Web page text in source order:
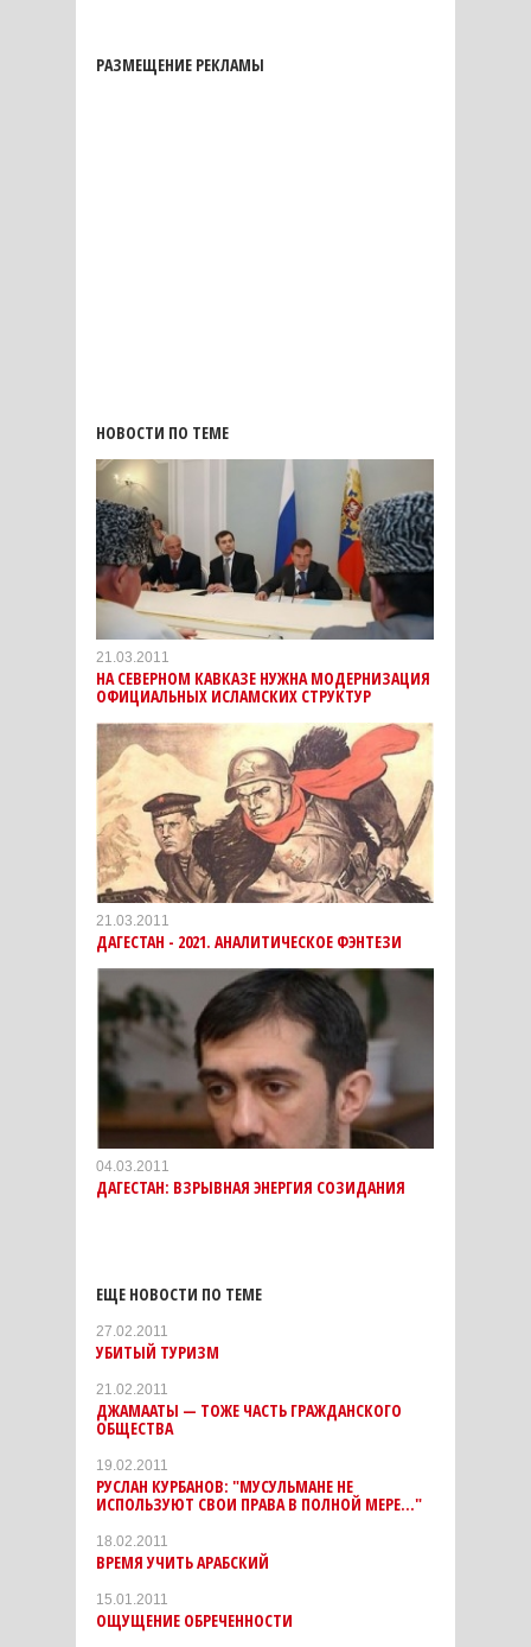
РАЗМЕЩЕНИЕ РЕКЛАМЫ
НОВОСТИ ПО ТЕМЕ
21.03.2011
НА СЕВЕРНОМ КАВКАЗЕ НУЖНА МОДЕРНИЗАЦИЯ
ОФИЦИАЛЬНЫХ ИСЛАМСКИХ СТРУКТУР
21.03.2011
ДАГЕСТАН - 2021. АНАЛИТИЧЕСКОЕ ФЭНТЕЗИ
04.03.2011
ДАГЕСТАН: ВЗРЫВНАЯ ЭНЕРГИЯ СОЗИДАНИЯ
ЕЩЕ НОВОСТИ ПО ТЕМЕ
27.02.2011
УБИТЫЙ ТУРИЗМ
21.02.2011
ДЖАМААТЫ — ТОЖЕ ЧАСТЬ ГРАЖДАНСКОГО
ОБЩЕСТВА
19.02.2011
РУСЛАН КУРБАНОВ: "МУСУЛЬМАНЕ НЕ
ИСПОЛЬЗУЮТ СВОИ ПРАВА В ПОЛНОЙ МЕРЕ..."
18.02.2011
ВРЕМЯ УЧИТЬ АРАБСКИЙ
15.01.2011
ОЩУЩЕНИЕ ОБРЕЧЕННОСТИ